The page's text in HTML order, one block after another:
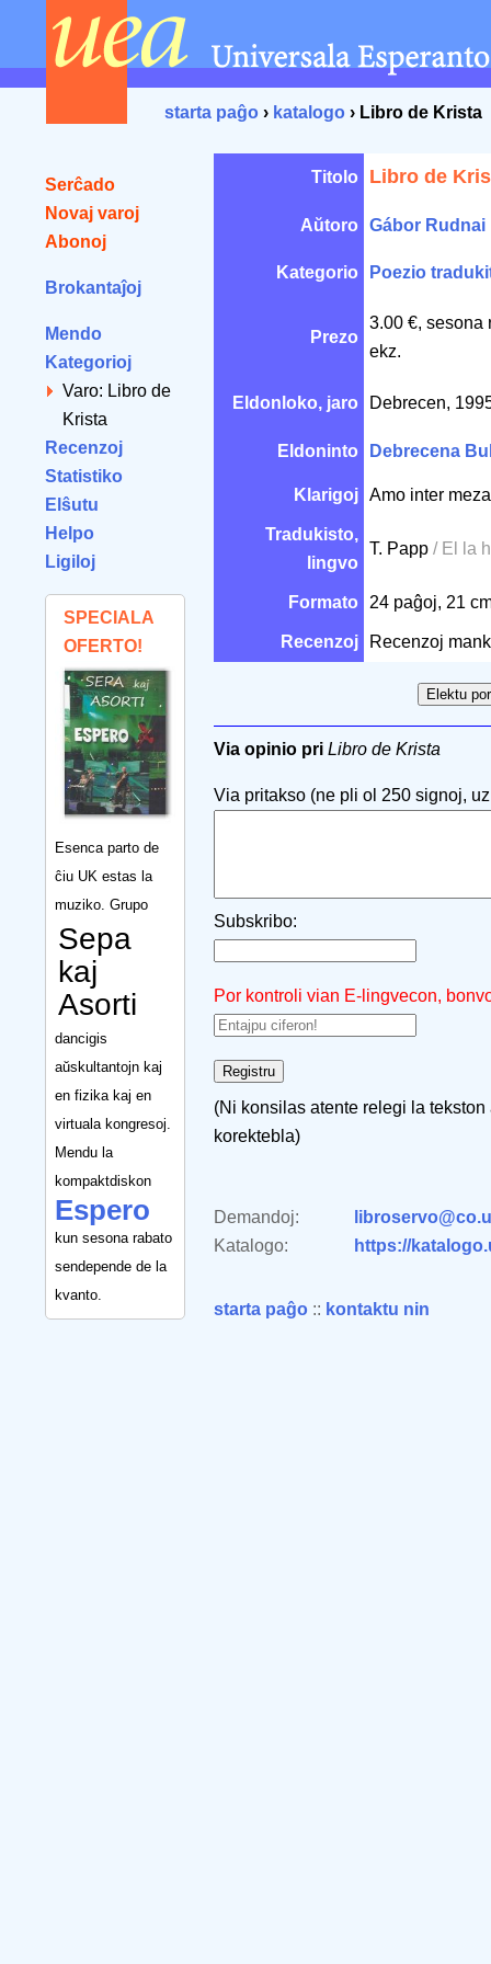
starta paĝo › katalogo › Libro de Krista
Serĉado
Novaj varoj
Abonoj
Brokantaĵoj
Mendo
Kategorioj
Varo: Libro de
Krista
Recenzoj
Statistiko
Elŝutu
Helpo
Ligiloj
SPECIALA
OFERTO!
Esenca parto de
ĉiu UK estas la
muziko. Grupo
Sepa
kaj
Asorti
dancigis
aŭskultantojn kaj
en fizika kaj en
virtuala kongresoj.
Mendu la
kompaktdiskon
Espero
kun sesona rabato
sendepende de la
kvanto.
Titolo Libro de
Aŭtoro Gábor Rudnai
Kategorio Poezio
Prezo
3.00 €, sesona
ekz.
Eldonloko, jaro Debrecen,
Eldoninto Debrecena
Klarigoj Amo inter
Tradukisto,
lingvo
T. Papp / El la
Formato 24 paĝoj, 21
Recenzoj Recenzoj
Via opinio pri Libro de Krista
Via pritakso (ne pli ol 250 signoj,
Subskribo:
Por kontroli vian E-lingvecon,
(Ni konsilas atente relegi la
korektebla)
Demandoj:
Katalogo:
https://
starta paĝo :: kontaktu nin